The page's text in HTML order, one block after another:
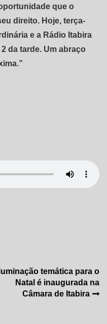
que o
direito. Hoje, terça-
e a Rádio Itabira
da tarde. Um abraço
Iluminação temática para o
Natal é inaugurada na
Câmara de Itabira